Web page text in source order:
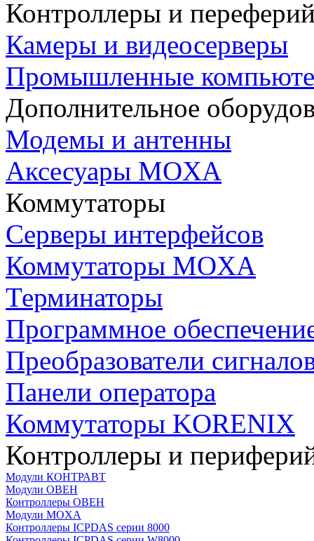
Контроллеры и
Камеры и видеосерверы
Промышленные
Дополнительное
Модемы и антенны
Аксесуары MOXA
Коммутаторы
Серверы интерфейсов
Коммутаторы MOXA
Терминаторы
Программное
Преобразователи
Панели оператора
Коммутаторы KORENIX
Контроллеры и
Модули КОНТРАВТ
Модули ОВЕН
Контроллеры ОВЕН
Модули MOXA
Контроллеры ICPDAS серии 8000